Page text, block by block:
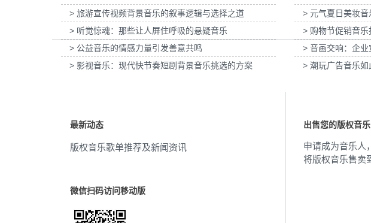
(5)
弦乐 (5)
fairground (4)
好玩
黑白片效果
> 旅游宣传视频背景音乐的叙事逻辑与选择之道
> 听觉惊魂：那些让人屏住呼吸的悬疑音乐
> 公益音乐的情感力量引发善意共鸣
> 影视音乐：现代快节奏短剧背景音乐挑选的方案
> 元气夏日美妆
> 购物节促销音
> 音画交响：企
> 潮玩广告音乐如
最新动态
版权音乐歌单推荐及新闻资讯
微信扫码访问移动版
出售您的版权音乐
申请成为音乐人
将版权音乐售卖